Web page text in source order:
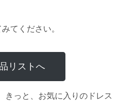
てください。
リストへ
きっと、お気に入りのドレス